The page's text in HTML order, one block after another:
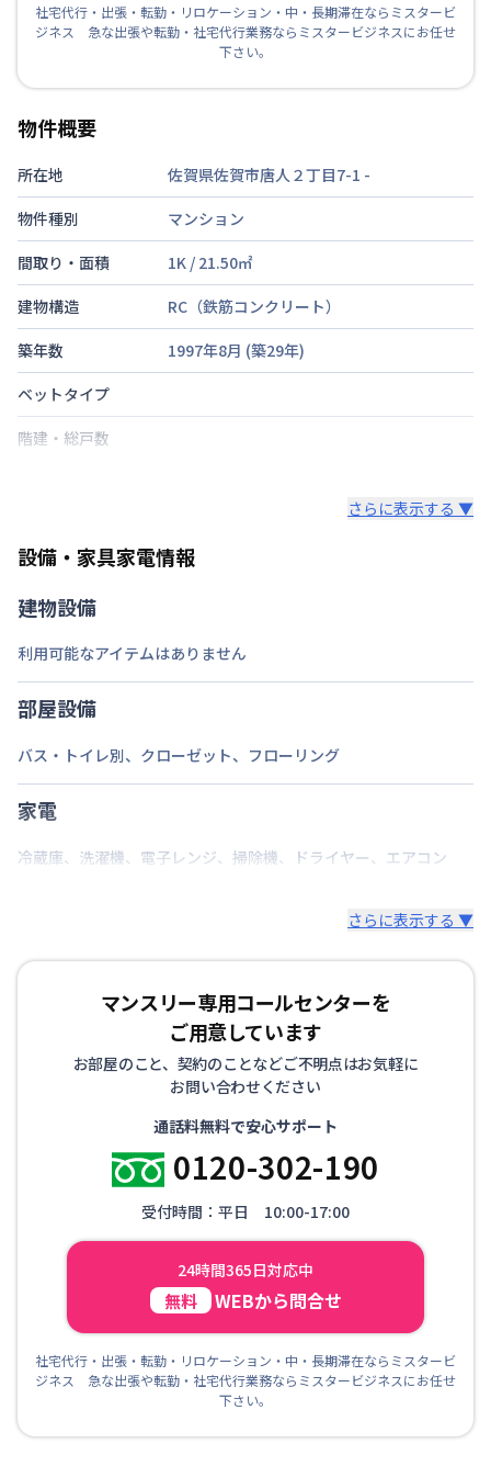
社宅代行・出張・転勤・リロケーション・中・長期滞在ならミスタービ
ジネス 急な出張や転勤・社宅代行業務ならミスタービジネスにお任せ
下さい。
物件概要
所在地 佐賀県佐賀市唐人２丁目7-1 -
物件種別
マンション
間取り・面積
1K / 21.50㎡
建物構造
RC（鉄筋コンクリート）
築年数
1997年8月 (築29年)
ベットタイプ
階建・総戸数
禁煙・喫煙
禁煙
長崎本線伊賀屋駅
定員
次回更新日
情報更新日より14日以内
さらに表示する ▼
設備・家具家電情報
建物設備
利用可能なアイテムはありません
部屋設備
バス・トイレ別、 クローゼット、 フローリング
家電
冷蔵庫、 洗濯機、 電子レンジ、 掃除機、 ドライヤー、 エアコン
さらに表示する ▼
マンスリー専用コールセンターを
ご用意しています
お部屋のこと、契約のことなどご不明点はお気軽に
お問い合わせください
通話料無料で安心サポート
0120-302-190
受付時間：平日 10:00-17:00
24時間365日対応中
無料 WEBから問合せ
社宅代行・出張・転勤・リロケーション・中・長期滞在ならミスタービ
ジネス 急な出張や転勤・社宅代行業務ならミスタービジネスにお任せ
下さい。